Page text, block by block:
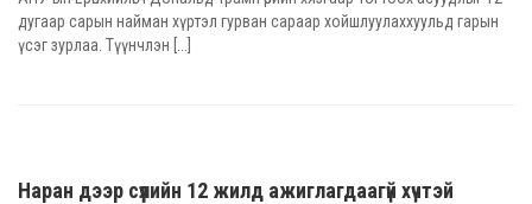
дугаар сарын найман хүртэл гурван сараар хойшлуулаххуульд гарын
үсэг зурлаа. Түүнчлэн [...]
Наран дээр сүүлийн 12 жилд ажиглагдаагүй хүчтэй